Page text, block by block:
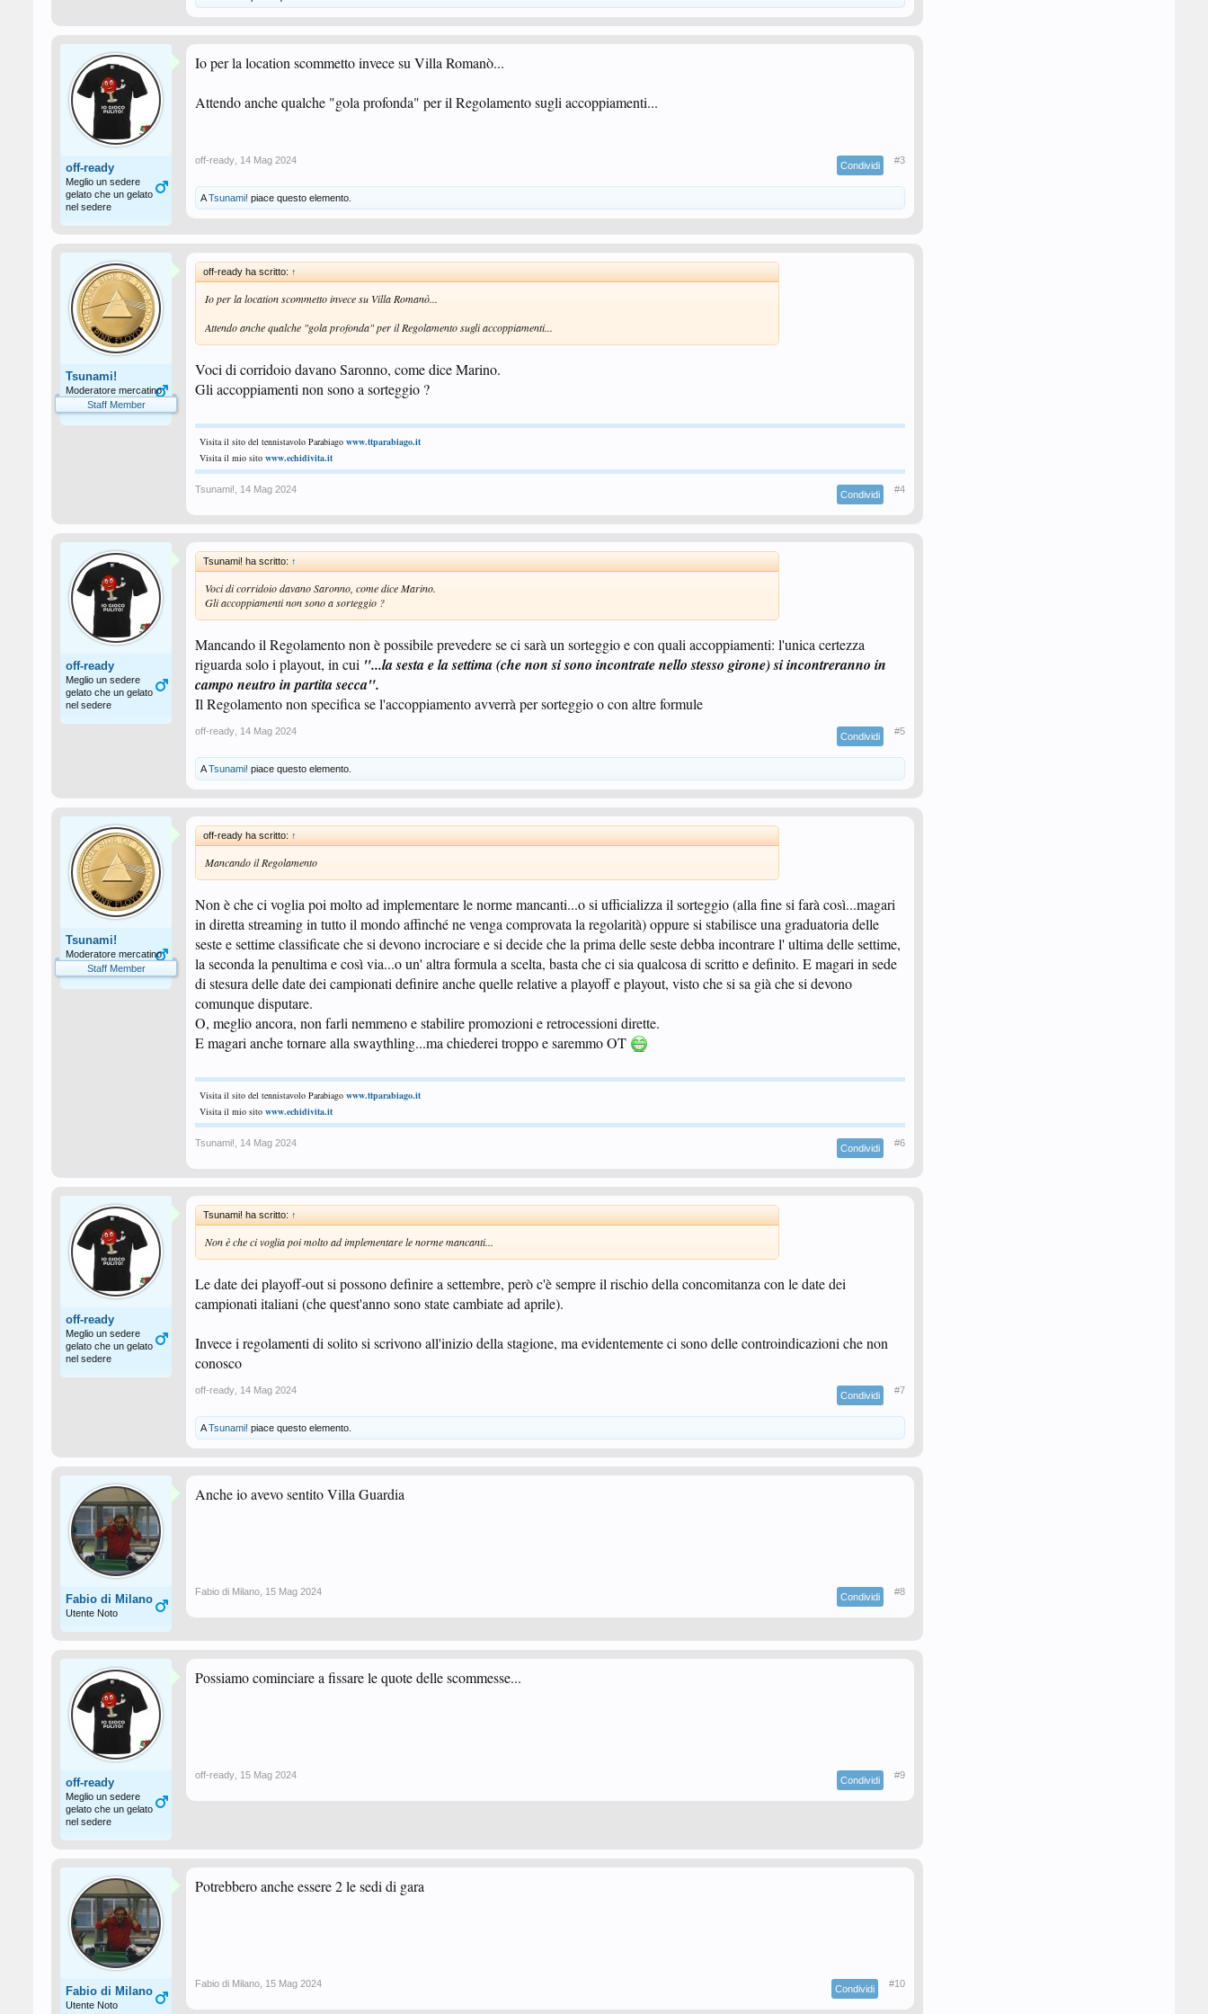
off-ready
Meglio un sedere
gelato che un gelato
nel sedere
Io per la location scommetto invece su Villa Romanò...
Attendo anche qualche "gola profonda" per il Regolamento sugli accoppiamenti...
off-ready 14 Mag 2024 Condividi #3
ATsunami! piace questo elemento.
Tsunami!
Moderatore mercatino
Staff Member
off-ready ha scritto: ↑
Io per la location scommetto invece su Villa Romanò...
Attendo anche qualche "gola profonda" per il Regolamento sugli accoppiamenti...
Voci di corridoio davano Saronno, come dice Marino.
Gli accoppiamenti non sono a sorteggio ?
Visita il sito del tennistavolo Parabiago www.ttparabiago.it
Visita il mio sito www.echidivita.it
Tsunami! 14 Mag 2024 Condividi #4
off-ready
Meglio un sedere
gelato che un gelato
nel sedere
Tsunami! ha scritto: ↑
Voci di corridoio davano Saronno, come dice Marino.
Gli accoppiamenti non sono a sorteggio ?
Mancando il Regolamento non è possibile prevedere se ci sarà un sorteggio e con quali accoppiamenti: l'unica certezza
riguarda solo i playout, in cui "...la sesta e la settima (che non si sono incontrate nello stesso girone) si incontreranno in
campo neutro in partita secca".
Il Regolamento non specifica se l'accoppiamento avverrà per sorteggio o con altre formule
off-ready 14 Mag 2024 Condividi #5
ATsunami! piace questo elemento.
Tsunami!
Moderatore mercatino
Staff Member
off-ready ha scritto: ↑
Mancando il Regolamento
Non è che ci voglia poi molto ad implementare le norme mancanti...o si ufficializza il sorteggio (alla fine si farà così...magari
in diretta streaming in tutto il mondo affinché ne venga comprovata la regolarità) oppure si stabilisce una graduatoria delle
seste e settime classificate che si devono incrociare e si decide che la prima delle seste debba incontrare l' ultima delle settime,
la seconda la penultima e così via...o un' altra formula a scelta, basta che ci sia qualcosa di scritto e definito. E magari in sede
di stesura delle date dei campionati definire anche quelle relative a playoff e playout, visto che si sa già che si devono
comunque disputare.
O, meglio ancora, non farli nemmeno e stabilire promozioni e retrocessioni dirette.
E magari anche tornare alla swaythling...ma chiederei troppo e saremmo OT
Visita il sito del tennistavolo Parabiago www.ttparabiago.it
Visita il mio sito www.echidivita.it
Tsunami! 14 Mag 2024 Condividi #6
off-ready
Meglio un sedere
gelato che un gelato
nel sedere
Tsunami! ha scritto: ↑
Non è che ci voglia poi molto ad implementare le norme mancanti...
Le date dei playoff-out si possono definire a settembre, però c'è sempre il rischio della concomitanza con le date dei
campionati italiani (che quest'anno sono state cambiate ad aprile).
Invece i regolamenti di solito si scrivono all'inizio della stagione, ma evidentemente ci sono delle controindicazioni che non
conosco
off-ready 14 Mag 2024 Condividi #7
ATsunami! piace questo elemento.
Fabio di Milano
Utente Noto
Anche io avevo sentito Villa Guardia
Fabio di Milano 15 Mag 2024 Condividi #8
off-ready
Meglio un sedere
gelato che un gelato
nel sedere
Possiamo cominciare a fissare le quote delle scommesse...
off-ready 15 Mag 2024 Condividi #9
Fabio di Milano
Utente Noto
Potrebbero anche essere 2 le sedi di gara
Fabio di Milano 15 Mag 2024 Condividi #10